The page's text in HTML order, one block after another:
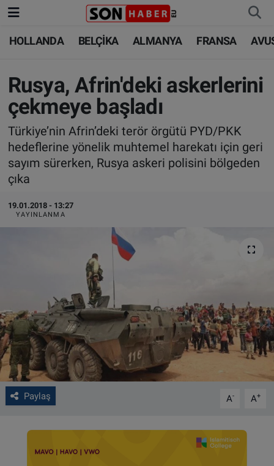
HOLLANDA BELÇİKA ALMANYA FRANSA
Rusya, Afrin'deki askerlerini
çekmeye başladı
Türkiye’nin Afrin’deki terör örgütü PYD/PKK
hedeflerine yönelik muhtemel harekatı için geri
sayım sürerken, Rusya askeri polisini bölgeden
çıka
19.01.2018 - 13:27
YAYINLANMA
Paylaş A- A+
HOLLANDA
BELÇİKA
ALMANYA
FRANSA
AVUSTURYA
SAĞLIK - YAŞAM
BİLİM-TEKNOLOJİ
HOLLANDA
BELÇİKA
ALMANYA
TÜRKİYE
BİLİM-TEKNOLOJİ
FOTO GALERİ
VIDEO GALERİ
ALGEMENE VOORWAARDEN
CONTACT
Çerez Politikası
Nöbetçi Eczaneler
Hava Durumu
Trafik Durumu
Süper Lig Puan Durumu ve Fikstür
Tüm Manşetler
Son Dakika Haberleri